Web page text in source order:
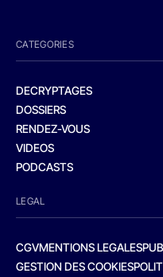
CATEGORIES
DECRYPTAGES
DOSSIERS
RENDEZ-VOUS
VIDEOS
PODCASTS
LEGAL
CGVMENTIONS LEGALES
GESTION DES COOKIES